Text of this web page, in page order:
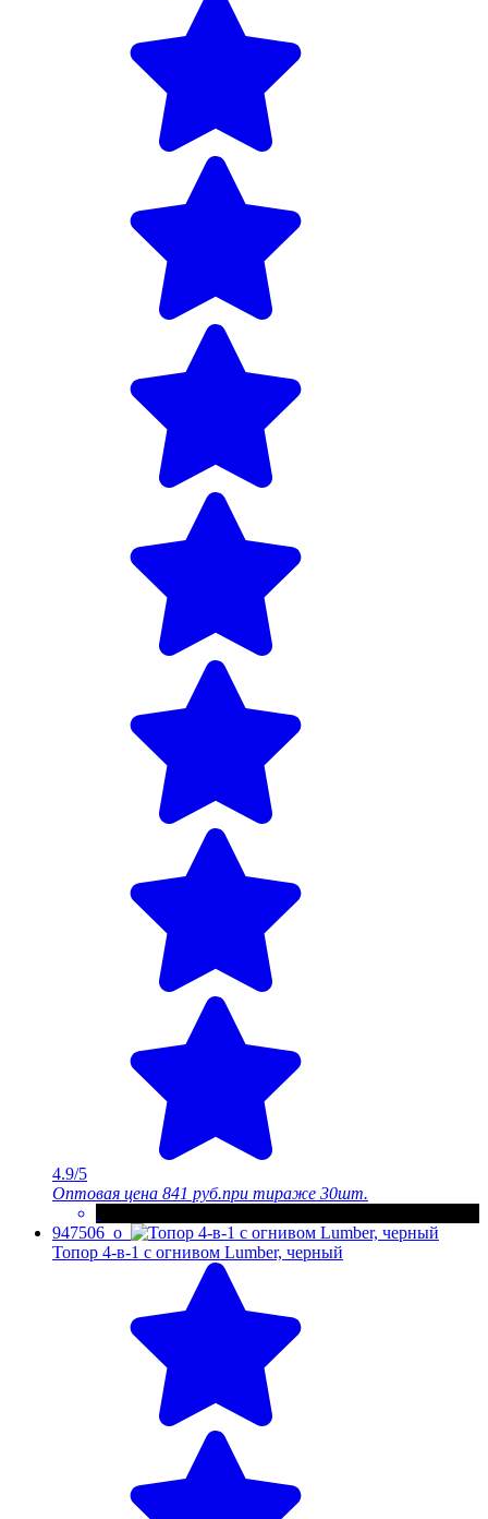
4.9/5
Оптовая цена 841 руб.при тираже 30шт.
947506_o
Топор 4-в-1 с огнивом Lumber, черный